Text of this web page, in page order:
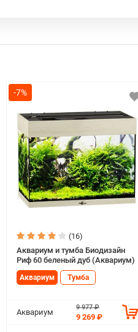
выпускаемые в России, –
из
принятым в Европе. Так
в технологическом
сделало аквариумы БИОДИЗАЙН
товаров.
-7%
(16)
Аквариум и тумба Биодизайн
Риф 60 беленый дуб (Аквариум)
Аквариум Тумба
Аквариум
9 977 ₽
9 269 ₽